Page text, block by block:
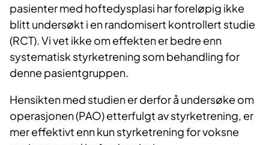
pasienter med hoftedysplasi har foreløpig ikke
blitt undersøkt i en randomisert kontrollert studie
(RCT). Vi vet ikke om effekten er bedre enn
systematisk styrketrening som behandling for
denne pasientgruppen.
Hensikten med studien er derfor å undersøke om
operasjonen (PAO) etterfulgt av styrketrening, er
mer effektivt enn kun styrketrening for voksne